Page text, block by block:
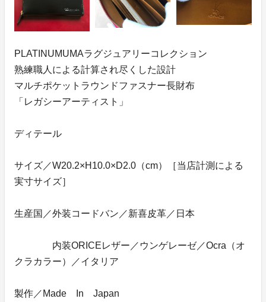
PLATINUMUMAラグジュアリーコレクション
熟練職人による計算され尽くした設計
マルチポケットラウンドファスナー長財布
「レガシーアーティスト」
ディテール
サイズ／W20.2×H10.0×D2.0（cm）［当店計測による
実寸サイズ］
生産国／外装コードバン／新喜皮革／日本
内装ORICEレザー／ウンゲレーゼ／Ocra（オ
クラカラー）／イタリア
製作／Made In Japan